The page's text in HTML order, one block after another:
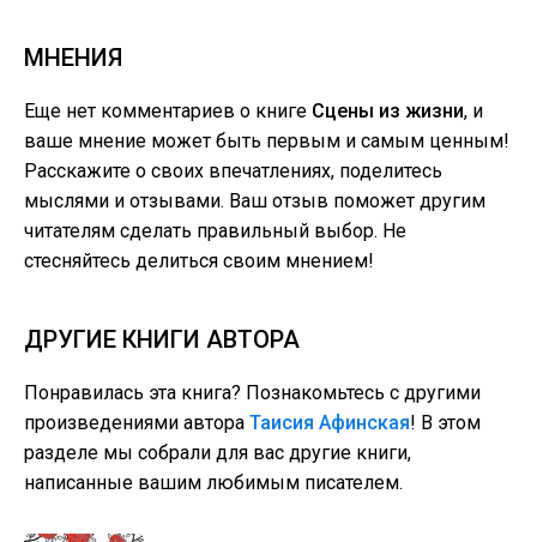
МНЕНИЯ
Еще нет комментариев о книге Сцены из жизни, и
ваше мнение может быть первым и самым ценным!
Расскажите о своих впечатлениях, поделитесь
мыслями и отзывами. Ваш отзыв поможет другим
читателям сделать правильный выбор. Не
стесняйтесь делиться своим мнением!
ДРУГИЕ КНИГИ АВТОРА
Понравилась эта книга? Познакомьтесь с другими
произведениями автора Таисия Афинская! В этом
разделе мы собрали для вас другие книги,
написанные вашим любимым писателем.